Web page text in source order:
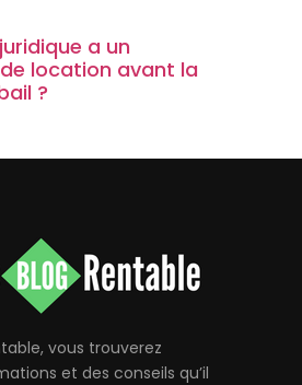
a un
location avant la
?
vous trouverez
et des conseils qu’il